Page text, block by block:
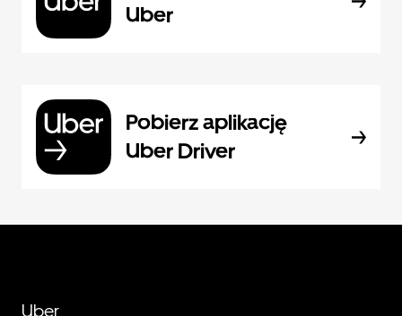
Uber
Pobierz aplikację
Uber Driver
Uber